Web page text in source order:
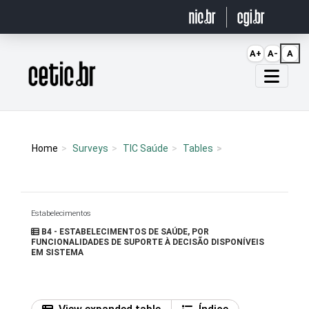
Página inicial
Home Surveys TIC Saúde Tables
Estabelecimentos
B4 - ESTABELECIMENTOS DE SAÚDE, POR
FUNCIONALIDADES DE SUPORTE À DECISÃO DISPONÍVEIS
EM SISTEMA
A+ A- A